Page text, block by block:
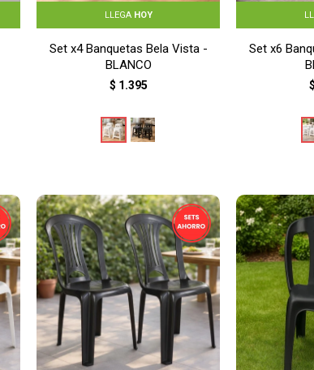
LLEGA HOY
Set x4 Banquetas Bela Vista -
BLANCO
$ 1.395
Set x6
$